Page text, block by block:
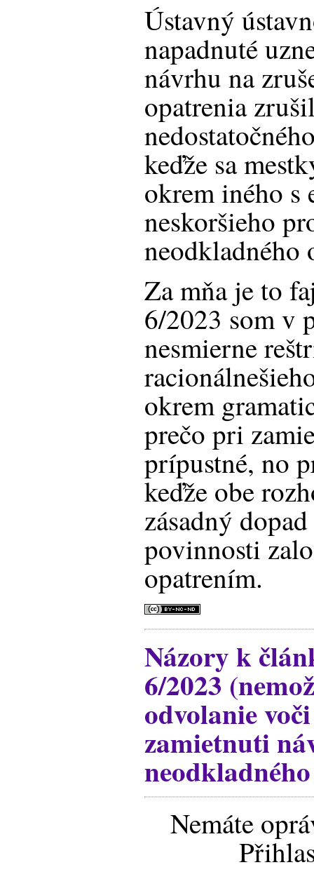
Ústavný
napadnuté
návrhu na
opatrenia
keďže sa
okrem iného s
neskoršieho
neodkladného
Za mňa je to
6/2023 som v
nesmierne
okrem
prečo pri
prípustné, no
keďže obe
zásadný
povinnosti
opatrením.
Názory k
6/2023
odvolanie
zamietnuti
Nemáte